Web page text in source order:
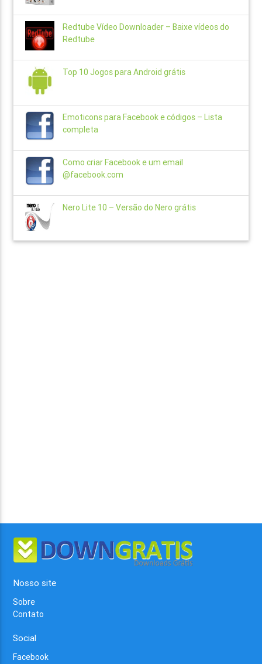
Redtube Vídeo Downloader – Baixe vídeos do
Redtube
Top 10 Jogos para Android grátis
Emoticons para Facebook e códigos – Lista
completa
Como criar Facebook e um email
@facebook.com
Nero Lite 10 – Versão do Nero grátis
Nosso site
Sobre
Contato
Social
Facebook